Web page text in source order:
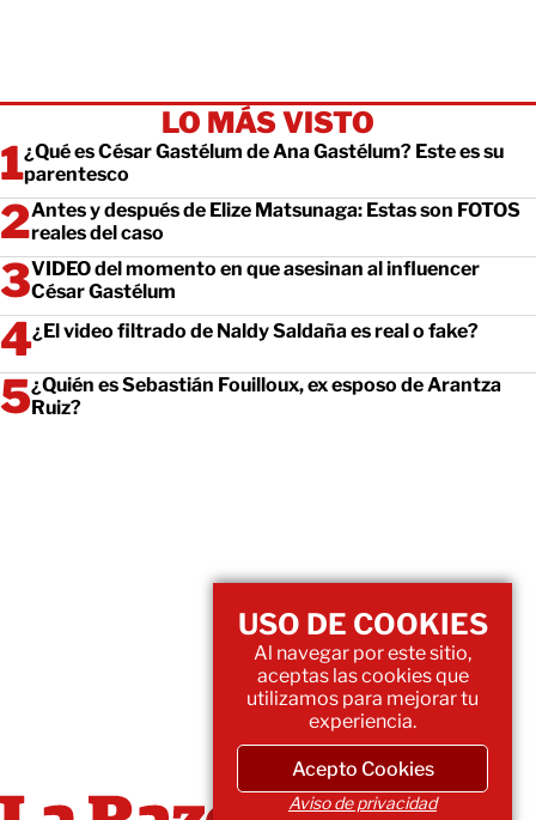
LO MÁS VISTO
¿Qué es César Gastélum de Ana Gastélum? Este es su
parentesco
Antes y después de Elize Matsunaga: Estas son FOTOS
reales del caso
VIDEO del momento en que asesinan al influencer
César Gastélum
¿El video filtrado de Naldy Saldaña es real o fake?
¿Quién es Sebastián Fouilloux, ex esposo de Arantza
Ruiz?
USO DE COOKIES
Al navegar por este sitio,
aceptas las cookies que
utilizamos para mejorar tu
experiencia.
Acepto Cookies
Aviso de privacidad